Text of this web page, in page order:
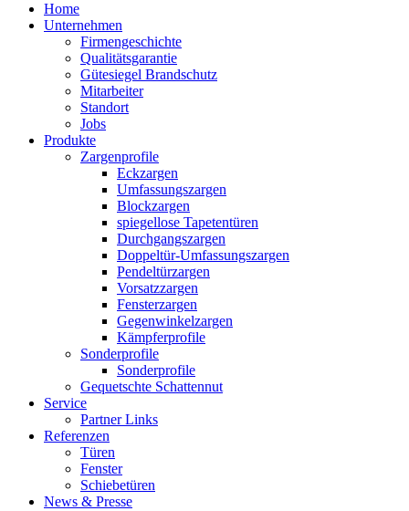
Home
Unternehmen
Firmengeschichte
Qualitätsgarantie
Gütesiegel Brandschutz
Mitarbeiter
Standort
Jobs
Produkte
Zargenprofile
Eckzargen
Umfassungszargen
Blockzargen
spiegellose Tapetentüren
Durchgangszargen
Doppeltür-Umfassungszargen
Pendeltürzargen
Vorsatzzargen
Fensterzargen
Gegenwinkelzargen
Kämpferprofile
Sonderprofile
Sonderprofile
Gequetschte Schattennut
Service
Partner Links
Referenzen
Türen
Fenster
Schiebetüren
News & Presse